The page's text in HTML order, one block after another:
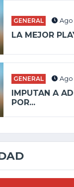
GENERAL Ago
LA MEJOR
GENERAL Ago
IMPUTAN A
POR...